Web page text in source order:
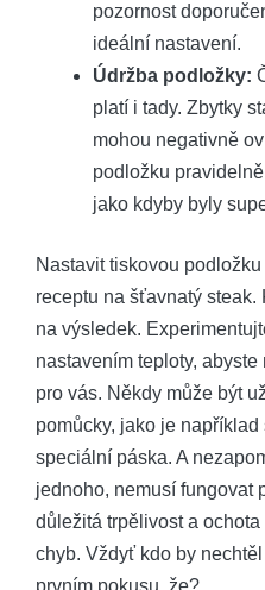
pozornost
ideální nastavení.
Údržba podložky:
platí i tady. Zbytky
mohou negativně
podložku
jako kdyby byly
Nastavit tiskovou
receptu na šťavnatý
na výsledek.
nastavením teploty,
pro vás. Někdy může být
pomůcky, jako je
speciální páska. A
jednoho, nemusí fungovat
důležitá trpělivost a
chyb. Vždyť kdo by